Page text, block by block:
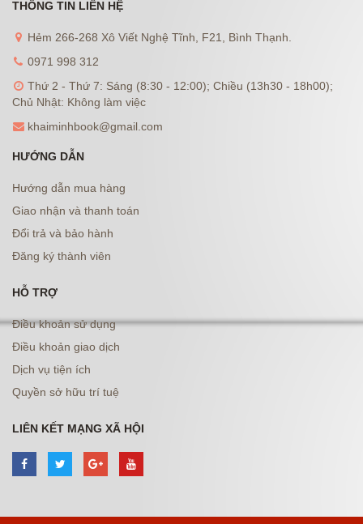
THÔNG TIN LIÊN HỆ
Hẻm 266-268 Xô Viết Nghệ Tĩnh, F21, Bình Thạnh.
0971 998 312
Thứ 2 - Thứ 7: Sáng (8:30 - 12:00); Chiều (13h30 - 18h00);
Chủ Nhật: Không làm việc
khaiminhbook@gmail.com
HƯỚNG DẪN
Hướng dẫn mua hàng
Giao nhận và thanh toán
Đổi trả và bảo hành
Đăng ký thành viên
HỖ TRỢ
Điều khoản sử dụng
Điều khoản giao dịch
Dịch vụ tiện ích
Quyền sở hữu trí tuệ
LIÊN KẾT MẠNG XÃ HỘI